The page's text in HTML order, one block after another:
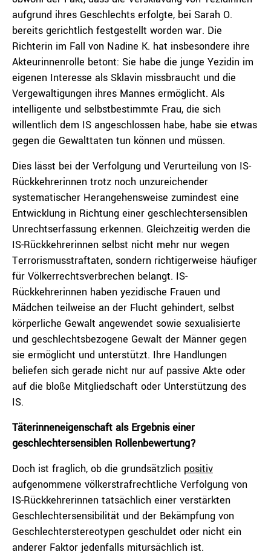
aufgrund ihres Geschlechts erfolgte, bei Sarah O.
bereits gerichtlich festgestellt worden war. Die
Richterin im Fall von Nadine K. hat insbesondere ihre
Akteurinnenrolle betont: Sie habe die junge Yezidin im
eigenen Interesse als Sklavin missbraucht und die
Vergewaltigungen ihres Mannes ermöglicht. Als
intelligente und selbstbestimmte Frau, die sich
willentlich dem IS angeschlossen habe, habe sie etwas
gegen die Gewalttaten tun können und müssen.
Dies lässt bei der Verfolgung und Verurteilung von IS-
Rückkehrerinnen trotz noch unzureichender
systematischer Herangehensweise zumindest eine
Entwicklung in Richtung einer geschlechtersensiblen
Unrechtserfassung erkennen. Gleichzeitig werden die
IS-Rückkehrerinnen selbst nicht mehr nur wegen
Terrorismusstraftaten, sondern richtigerweise häufiger
für Völkerrechtsverbrechen belangt. IS-
Rückkehrerinnen haben yezidische Frauen und
Mädchen teilweise an der Flucht gehindert, selbst
körperliche Gewalt angewendet sowie sexualisierte
und geschlechtsbezogene Gewalt der Männer gegen
sie ermöglicht und unterstützt. Ihre Handlungen
beliefen sich gerade nicht nur auf passive Akte oder
auf die bloße Mitgliedschaft oder Unterstützung des
IS.
Täterinneneigenschaft als Ergebnis einer
geschlechtersensiblen Rollenbewertung?
Doch ist fraglich, ob die grundsätzlich positiv
aufgenommene völkerstrafrechtliche Verfolgung von
IS-Rückkehrerinnen tatsächlich einer verstärkten
Geschlechtersensibilität und der Bekämpfung von
Geschlechterstereotypen geschuldet oder nicht ein
anderer Faktor jedenfalls mitursächlich ist.